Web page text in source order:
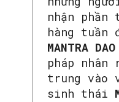
nhận phần
hàng tuần
MANTRA DAO
pháp
trung vào
sinh thái